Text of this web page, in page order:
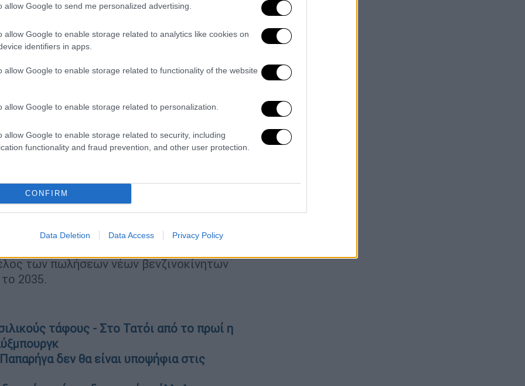
allow Google to send me personalized advertising.
allow Google to enable storage related to analytics like cookies on
identifiers in apps.
allow Google to enable storage related to functionality of the website
allow Google to enable storage related to personalization.
allow Google to enable storage related to security, including
functionality and fraud prevention, and other user protection.
CONFIRM
Data Deletion Data Access Privacy Policy
πότε αναμένεται να ξεκινήσουν οι
αυτό θα εξαρτηθεί σε μεγάλο βαθμό
διευκρινίζοντας πως η
πιθανόν «από 10 μέχρι 15
της ΕΕ απέναντι στη Ρωσία
είπε από την πλευρά της η αντιπρόεδρος
και Ενέργειας της ΣουηδίαςΈμπα
επίσκεψης μιας αντιπροσωπείας της
ασκεί την εναλλασσόμενη προεδρία της
την
των πωλήσεων νέων βενζινοκίνητων
2035.
τάφους - Στο Τατόι από το πρωί η
δεν θα είναι υποψήφια στις